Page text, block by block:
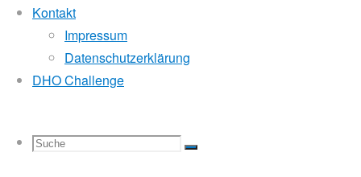
Kontakt
Impressum
Datenschutzerklärung
DHO Challenge
Suche
Suchen
Suche
2017
vierten
Sternfahrten Archiv
Ruderlinks-
Impressum-
nach: